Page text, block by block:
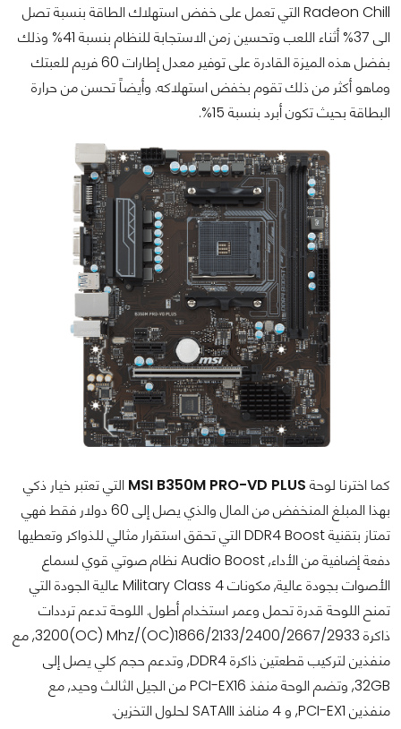
Radeon Chill التي تعمل على خفض استهلاك الطاقة بنسبة تصل
الى 37% أثناء اللعب وتحسين زمن الاستجابة للنظام بنسبة 41% وذلك
بفضل هذه الميزة القادرة على توفير معدل إطارات 60 فريم للعبتك
وماهو أكثر من ذلك تقوم بخفض استهلاكه. وأيضاً تحسن من حرارة
البطاقة بحيث تكون أبرد بنسبة 15%.
كما اخترنا لوحة MSI B350M PRO-VD PLUS التي تعتبر خيار ذكي
بهذا المبلغ المنخفض من المال والذي يصل إلى 60 دولار فقط فهي
تمتاز بتقنية DDR4 Boost التي تحقق استقرار مثالي للذواكر وتعطيها
دفعة إضافية من الأداء, Audio Boost نظام صوتي قوي لسماع
الأصوات بجودة عالية, مكونات Military Class 4 عالية الجودة التي
تمنح اللوحة قدرة تحمل وعمر استخدام أطول. اللوحة تدعم ترددات
ذاكرة 1866/2133/2400/2667/2933(OC)/3200(OC) Mhz, مع
منفذين لتركيب قطعتين ذاكرة DDR4, وتدعم حجم كلي يصل إلى
32GB, وتضم الوحة منفذ PCI-EX16 من الجيل الثالث وحيد, مع
منفذين PCI-EX1, و 4 منافذ SATAIII لحلول التخزين.